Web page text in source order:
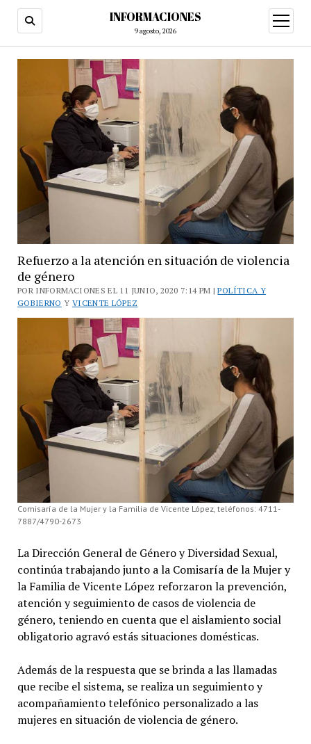
INFORMACIONES
9 agosto, 2026
abrir
menú
Refuerzo a la atención en situación de violencia
de género
POR INFORMACIONES EL 11 JUNIO, 2020 7:14 PM |POLÍTICA Y
GOBIERNO Y VICENTE LÓPEZ
Comisaría de la Mujer y la Familia de Vicente López, teléfonos: 4711-
7887/4790-2673
La Dirección General de Género y Diversidad Sexual,
continúa trabajando junto a la Comisaría de la Mujer y
la Familia de Vicente López reforzaron la prevención,
atención y seguimiento de casos de violencia de
género, teniendo en cuenta que el aislamiento social
obligatorio agravó estás situaciones domésticas.
Además de la respuesta que se brinda a las llamadas
que recibe el sistema, se realiza un seguimiento y
acompañamiento telefónico personalizado a las
mujeres en situación de violencia de género.